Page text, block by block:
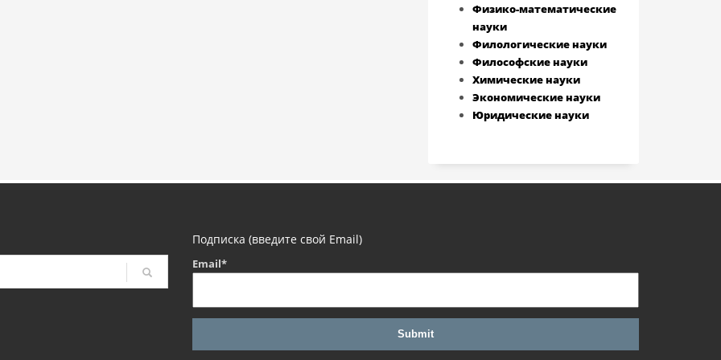
Физико-математические
науки
Филологические науки
Философские науки
Химические науки
Экономические науки
Юридические науки
Подписка (введите свой Email)
Email*